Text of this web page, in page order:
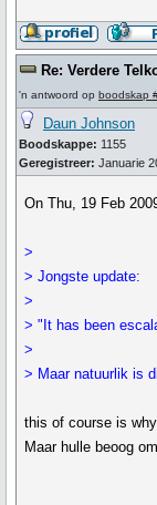
Re: Verdere
'n antwoord op boodskap
Daun Johnson
Boodskappe: 1155
Geregistreer: Januarie
On Thu, 19 Feb
>
> Jongste update:
>
> "It has been
>
> Maar natuurlik is
this of course is
Maar hulle beoog